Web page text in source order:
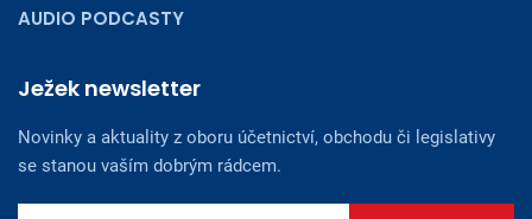
AUDIO PODCASTY
Ježek newsletter
Novinky a aktuality z oboru účetnictví, obchodu či legislativy
se stanou vaším dobrým rádcem.